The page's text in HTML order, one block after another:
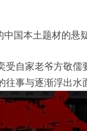
国本土题材的悬
自家老爷方敬
事与逐渐浮出水